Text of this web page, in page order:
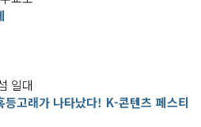
일대
고래가 나타났다! K-콘텐츠 페스티